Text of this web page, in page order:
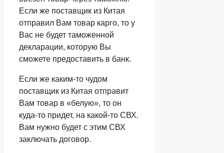
Если же поставщик из Китая
отправил Вам товар карго, то у
Вас не будет таможенной
декларации, которую Вы
сможете предоставить в банк.
Если же каким-то чудом
поставщик из Китая отправит
Вам товар в «белую», то он
куда-то придет, на какой-то СВХ.
Вам нужно будет с этим СВХ
заключать договор.